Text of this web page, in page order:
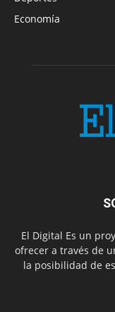
Economía
El Digital Es un
ofrecer a través de
la posibilidad de